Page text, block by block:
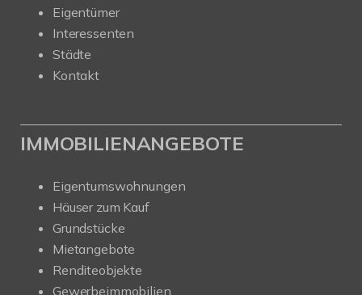
Eigentümer
Interessenten
Städte
Kontakt
IMMOBILIENANGEBOTE
Eigentumswohnungen
Häuser zum Kauf
Grundstücke
Mietangebote
Renditeobjekte
Gewerbeimmobilien